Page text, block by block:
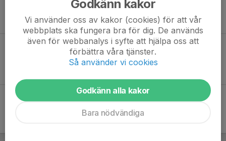
Beställ Bingolotter elektroniskt
Sponsorhuset
Handla och stötta AIK Innebandy!
Godkänn kakor
Vi använder oss av kakor (cookies) för att vår
webbplats ska fungera bra för dig. De används
även för webbanalys i syfte att hjälpa oss att
förbättra våra tjänster.
Så använder vi cookies
Godkänn alla kakor
Bara nödvändiga